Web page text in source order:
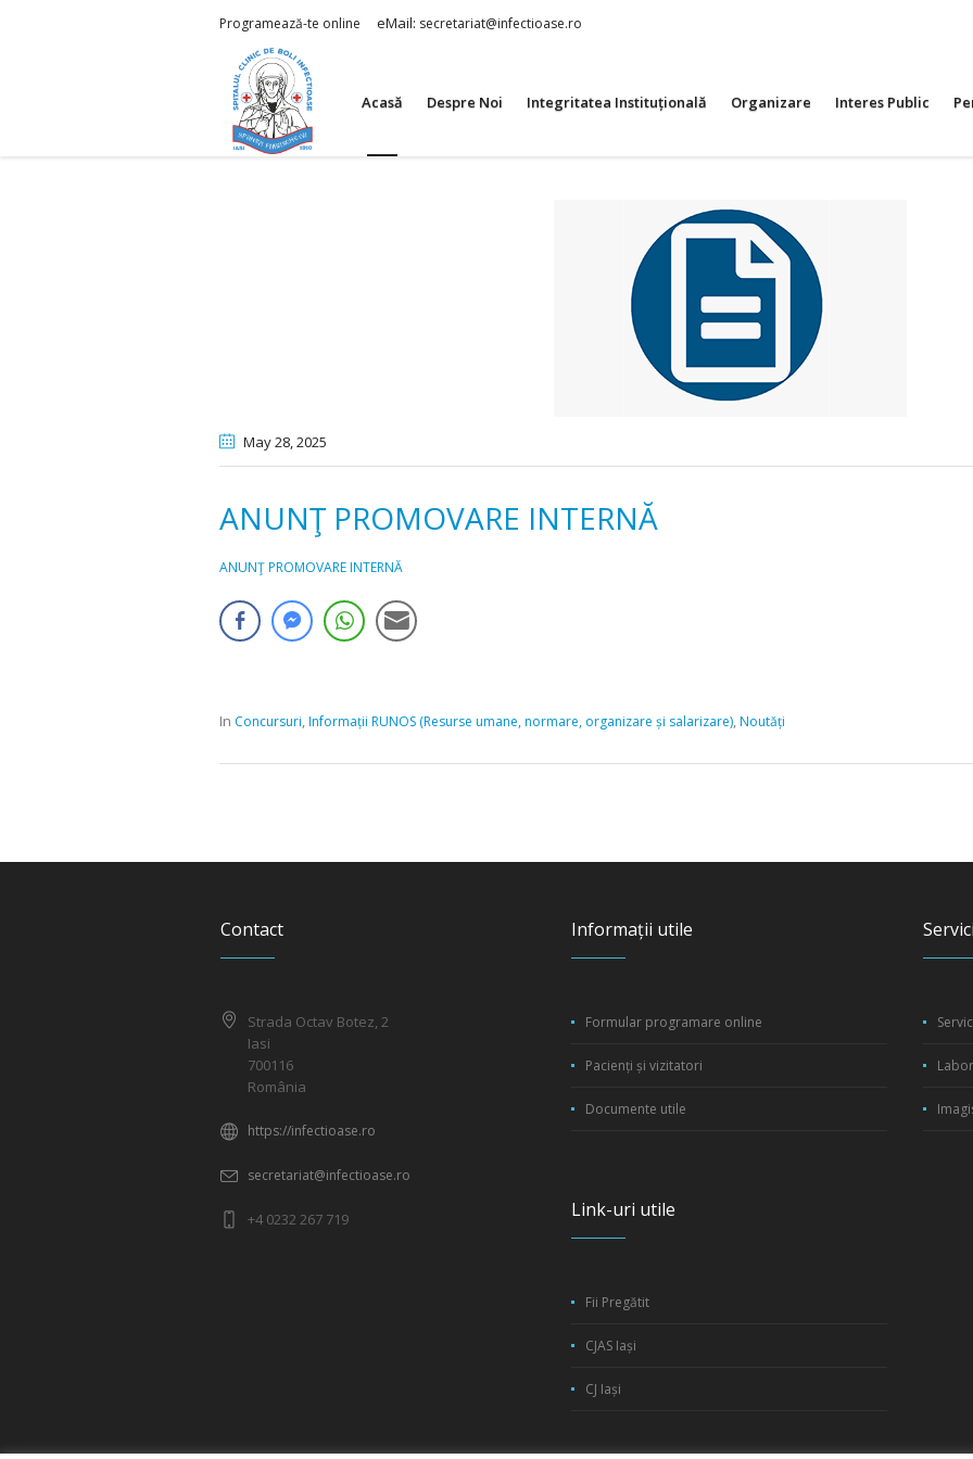
Programează-te online eMail: secretariat@infectioase.ro
Acasă Despre Noi Integritatea Instituțională Organizare Interes Public
May 28, 2025
ANUNŢ PROMOVARE INTERNĂ
ANUNŢ PROMOVARE INTERNĂ
In Concursuri,Informații RUNOS (Resurse umane, normare, organizare și salarizare),Noutăți
Contact
Strada Octav Botez, 2
Iasi
700116
România
https://infectioase.ro
secretariat@infectioase.ro
+4 0232 267 719
Informații utile
Formular programare online
Pacienți și vizitatori
Documente utile
Link-uri utile
Fii Pregătit
CJAS Iași
CJ Iași